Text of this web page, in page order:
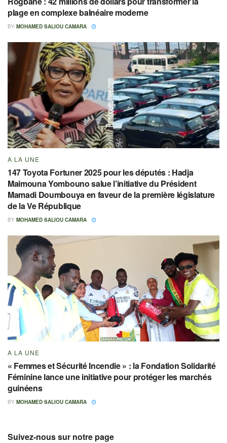
plage en complexe balnéaire moderne
BY MOHAMED SALIOU CAMARA
A LA UNE
147 Toyota Fortuner 2025 pour les députés : Hadja
Maimouna Yombouno salue l’initiative du Président
Mamadi Doumbouya en faveur de la première législature
de la Ve République
BY MOHAMED SALIOU CAMARA
A LA UNE
« Femmes et Sécurité Incendie » : la Fondation Solidarité
Féminine lance une initiative pour protéger les marchés
guinéens
BY MOHAMED SALIOU CAMARA
Suivez-nous sur notre page